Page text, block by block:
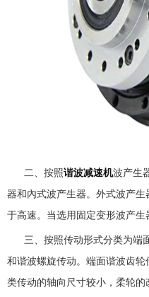
二、按照谐波减速机波产生
器和內式波产生器。外式波产
于高速。当选用固定变形波产生
三、按照传动形式分类为端
和谐波螺旋传动。端面谐波齿
类传动的轴向尺寸较小，柔轮